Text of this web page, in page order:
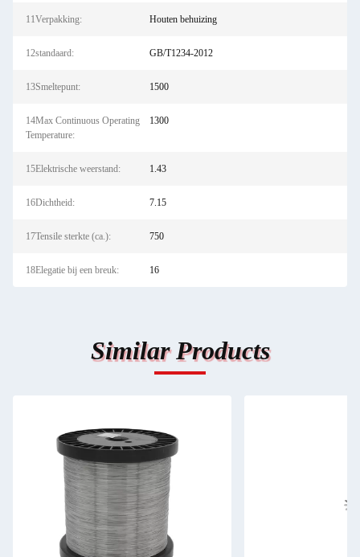
11Verpakking: Houten behuizing
12standaard: GB/T1234-2012
13Smeltepunt: 1500
14Max Continuous Operating
Temperature:
1300
15Elektrische weerstand: 1.43
16Dichtheid: 7.15
17Tensile sterkte (ca.): 750
18Elegatie bij een breuk: 16
Similar Products